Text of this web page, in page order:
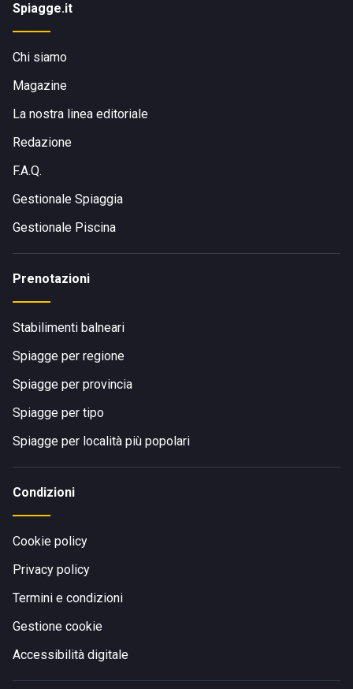
Spiagge.it
Chi siamo
Magazine
La nostra linea editoriale
Redazione
F.A.Q.
Gestionale Spiaggia
Gestionale Piscina
Prenotazioni
Stabilimenti balneari
Spiagge per regione
Spiagge per provincia
Spiagge per tipo
Spiagge per località più popolari
Condizioni
Cookie policy
Privacy policy
Termini e condizioni
Gestione cookie
Accessibilità digitale